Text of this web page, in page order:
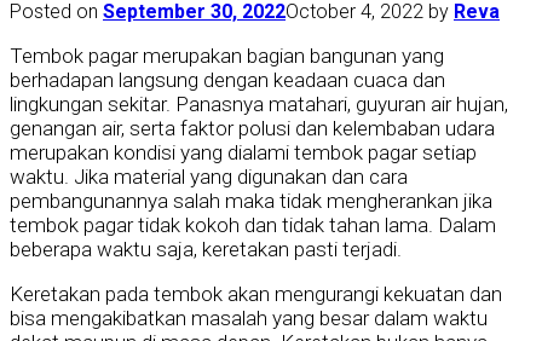
Posted on September 30, 2022October 4, 2022 by Reva
Tembok pagar merupakan bagian bangunan yang
berhadapan langsung dengan keadaan cuaca dan
lingkungan sekitar. Panasnya matahari, guyuran air hujan,
genangan air, serta faktor polusi dan kelembaban udara
merupakan kondisi yang dialami tembok pagar setiap
waktu. Jika material yang digunakan dan cara
pembangunannya salah maka tidak mengherankan jika
tembok pagar tidak kokoh dan tidak tahan lama. Dalam
beberapa waktu saja, keretakan pasti terjadi.
Keretakan pada tembok akan mengurangi kekuatan dan
bisa mengakibatkan masalah yang besar dalam waktu